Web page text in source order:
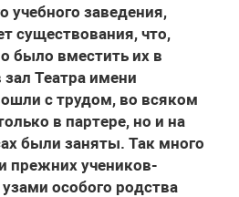
учебного заведения,
существования, что,
было вместить их в
Театра имени
с трудом, во всяком
в партере, но и на
были заняты. Так много
прежних учеников-
особого родства